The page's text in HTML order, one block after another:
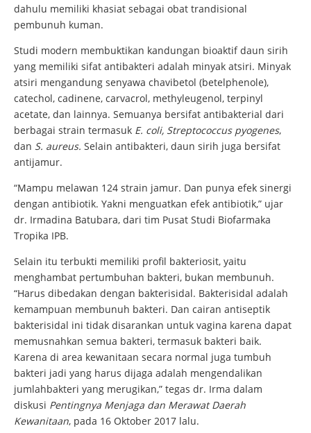
dahulu memiliki khasiat sebagai obat trandisional
pembunuh kuman.
Studi modern membuktikan kandungan bioaktif daun sirih
yang memiliki sifat antibakteri adalah minyak atsiri. Minyak
atsiri mengandung senyawa chavibetol (betelphenole),
catechol, cadinene, carvacrol, methyleugenol, terpinyl
acetate, dan lainnya. Semuanya bersifat antibakterial dari
berbagai strain termasuk E. coli, Streptococcus pyogenes,
dan S. aureus. Selain antibakteri, daun sirih juga bersifat
antijamur.
“Mampu melawan 124 strain jamur. Dan punya efek sinergi
dengan antibiotik. Yakni menguatkan efek antibiotik,” ujar
dr. Irmadina Batubara, dari tim Pusat Studi Biofarmaka
Tropika IPB.
Selain itu terbukti memiliki profil bakteriosit, yaitu
menghambat pertumbuhan bakteri, bukan membunuh.
“Harus dibedakan dengan bakterisidal. Bakterisidal adalah
kemampuan membunuh bakteri. Dan cairan antiseptik
bakterisidal ini tidak disarankan untuk vagina karena dapat
memusnahkan semua bakteri, termasuk bakteri baik.
Karena di area kewanitaan secara normal juga tumbuh
bakteri jadi yang harus dijaga adalah mengendalikan
jumlahbakteri yang merugikan,” tegas dr. Irma dalam
diskusi Pentingnya Menjaga dan Merawat Daerah
Kewanitaan, pada 16 Oktober 2017 lalu.